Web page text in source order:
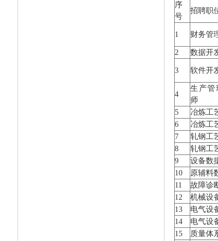
序
号
招聘职
1 财务管
2 数据开
3 软件开
4
生产管
师
5
冶炼工
6
冶炼工
7
轧钢工
8
轧钢工
9
设备数
10
原辅料
11
故障诊
12
机械设
13
电气设
14
电气设
15
质量体